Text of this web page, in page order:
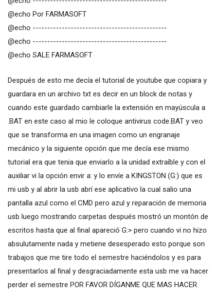
@echo Por FARMASOFT
@echo ----------------------------------------­------
@echo ----------------------------------------­------
@echo SALE FARMASOFT
Después de esto me decía el tutorial de youtube que copiara y
guardara en un archivo txt es decir en un block de notas y
cuando este guardado cambiarle la extensión en mayúscula a
.BAT en este caso al mio le coloque antivirus code.BAT y veo
que se transforma en una imagen como un engranaje
mecánico y la siguiente opción que me decía ese mismo
tutorial era que tenia que enviarlo a la unidad extraíble y con el
auxiliar vi la opción envir a: y lo envíe a KINGSTON (G:) que es
mi usb y al abrir la usb abrí ese aplicativo la cual salio una
pantalla azul como el CMD pero azul y reparación de memoria
usb luego mostrando carpetas después mostró un montón de
escritos hasta que al final apareció G:> pero cuando vi no hizo
absulutamente nada y metiene desesperado esto porque son
trabajos que me tire todo el semestre haciéndolos y es para
presentarlos al final y desgraciadamente esta usb me va hacer
perder el semestre POR FAVOR DÍGANME QUE MAS HACER